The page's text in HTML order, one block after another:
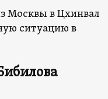
Москвы в Цхинвал
ситуацию в